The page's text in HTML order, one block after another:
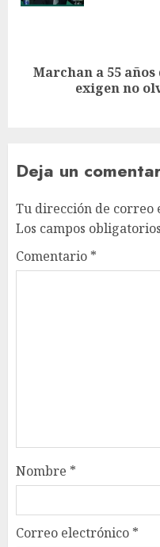
Next
Marchan a 55
exigen no
Deja un
Tu dirección de correo
Los campos
Comentario *
Nombre *
Correo electrónico *